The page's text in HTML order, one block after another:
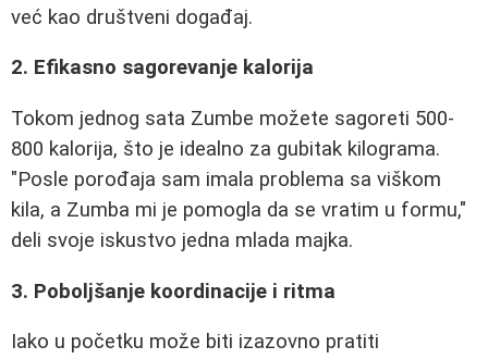
već kao društveni događaj.
2. Efikasno sagorevanje kalorija
Tokom jednog sata Zumbe možete sagoreti 500-
800 kalorija, što je idealno za gubitak kilograma.
"Posle porođaja sam imala problema sa viškom
kila, a Zumba mi je pomogla da se vratim u formu,"
deli svoje iskustvo jedna mlada majka.
3. Poboljšanje koordinacije i ritma
Iako u početku može biti izazovno pratiti